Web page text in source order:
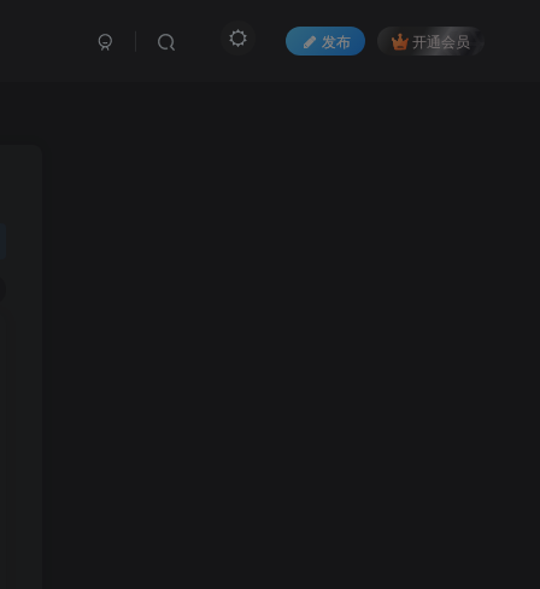
发布 开通会员